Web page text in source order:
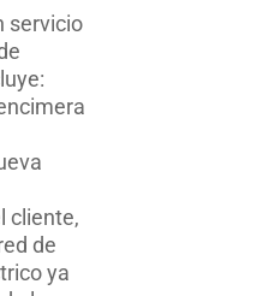
servicio
cliente,
de
ya